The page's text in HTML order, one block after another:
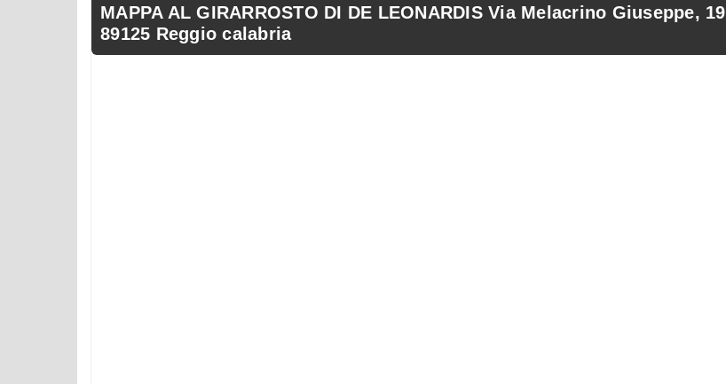
MAPPA AL GIRARROSTO DI DE LEONARDIS Via Melacrino Giuseppe, 19
89125 Reggio calabria